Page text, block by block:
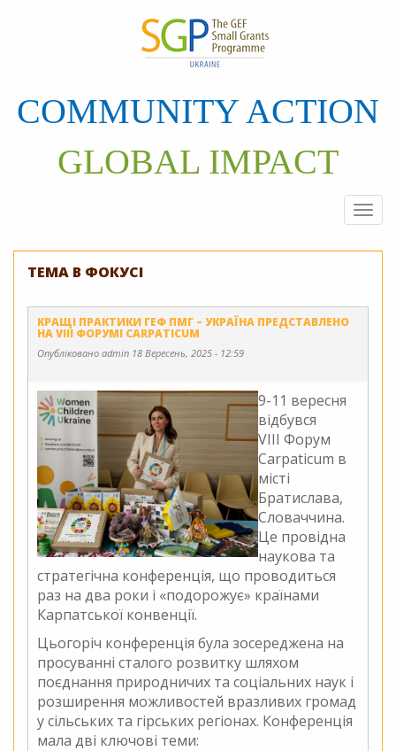
COMMUNITY ACTION
GLOBAL IMPACT
ТЕМА В ФОКУСІ
КРАЩІ ПРАКТИКИ ГЕФ ПМГ – УКРАЇНА ПРЕДСТАВЛЕНО
НА VIII ФОРУМІ CARPATICUM
Опубліковано admin 18 Вересень, 2025 - 12:59
9-11 вересня
відбувся
VIII Форум
Carpaticum в
місті
Братислава,
Словаччина.
Це провідна
наукова та
стратегічна конференція, що проводиться
раз на два роки і «подорожує» країнами
Карпатської конвенції.
Цьогоріч конференція була зосереджена на
просуванні сталого розвитку шляхом
поєднання природничих та соціальних наук і
розширення можливостей вразливих громад
у сільських та гірських регіонах. Конференція
мала дві ключові теми: